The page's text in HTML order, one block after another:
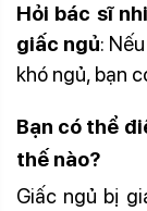
Hỏi bác sĩ
giấc ngủ:
khó ngủ, bạn
Bạn có thể
thế nào?
Giấc ngủ bị